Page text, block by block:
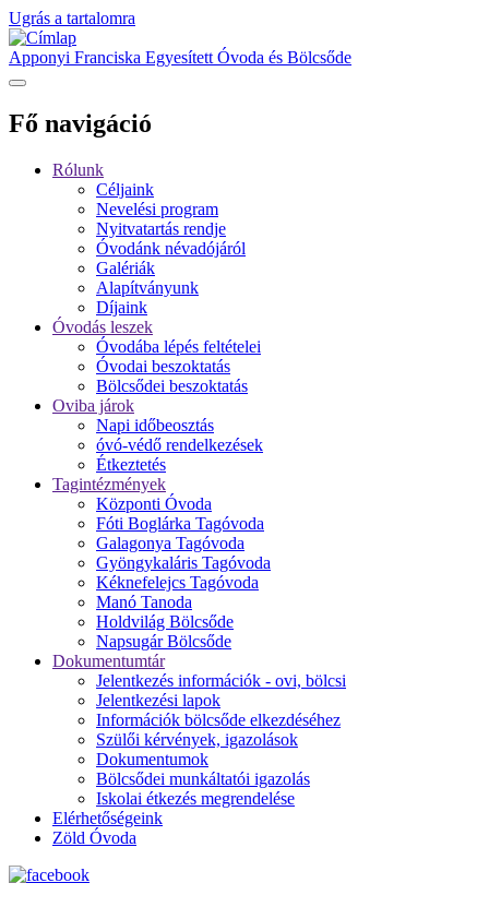
Ugrás a tartalomra
Apponyi Franciska Egyesített Óvoda és Bölcsőde
Fő navigáció
Rólunk
Céljaink
Nevelési program
Nyitvatartás rendje
Óvodánk névadójáról
Galériák
Alapítványunk
Díjaink
Óvodás leszek
Óvodába lépés feltételei
Óvodai beszoktatás
Bölcsődei beszoktatás
Oviba járok
Napi időbeosztás
óvó-védő rendelkezések
Étkeztetés
Tagintézmények
Központi Óvoda
Fóti Boglárka Tagóvoda
Galagonya Tagóvoda
Gyöngykaláris Tagóvoda
Kéknefelejcs Tagóvoda
Manó Tanoda
Holdvilág Bölcsőde
Napsugár Bölcsőde
Dokumentumtár
Jelentkezés információk - ovi, bölcsi
Jelentkezési lapok
Információk bölcsőde elkezdéséhez
Szülői kérvények, igazolások
Dokumentumok
Bölcsődei munkáltatói igazolás
Iskolai étkezés megrendelése
Elérhetőségeink
Zöld Óvoda